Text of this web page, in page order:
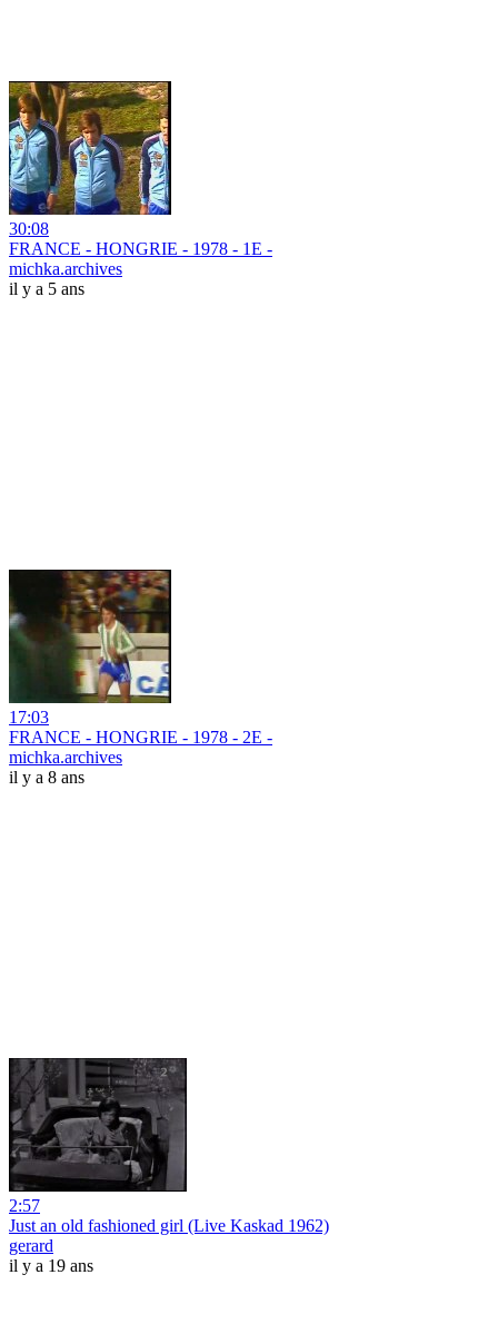
30:08
FRANCE - HONGRIE - 1978 - 1E -
michka.archives
il y a 5 ans
17:03
FRANCE - HONGRIE - 1978 - 2E -
michka.archives
il y a 8 ans
2:57
Just an old fashioned girl (Live Kaskad 1962)
gerard
il y a 19 ans